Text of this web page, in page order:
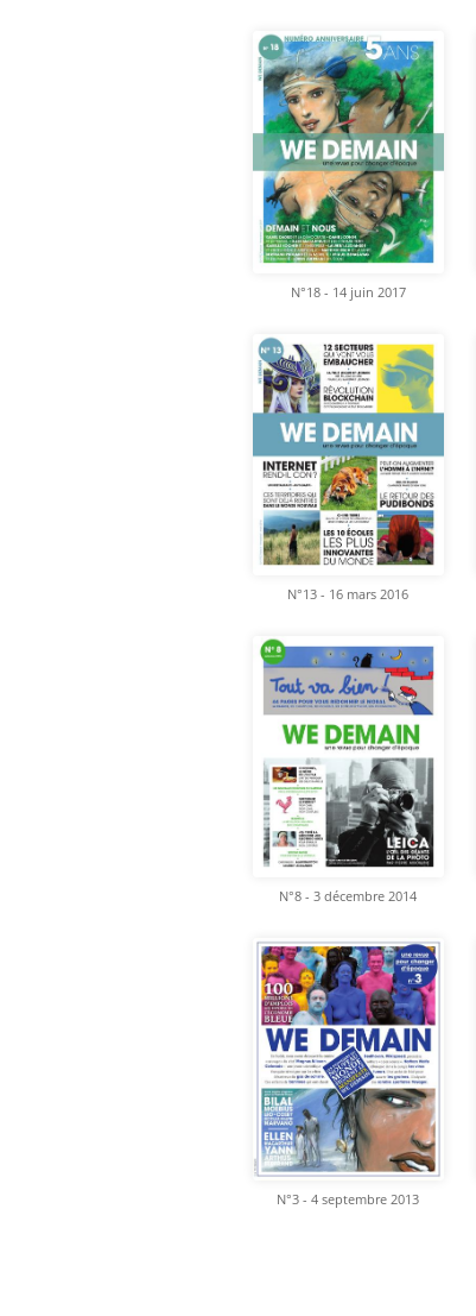
N°18 - 14 juin 2017
N°13 - 16 mars 2016
N°8 - 3 décembre 2014
N°3 - 4 septembre 2013